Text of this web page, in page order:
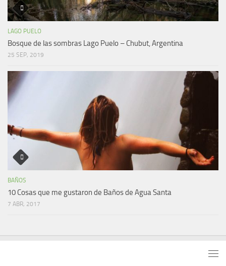
LAGO PUELO
Bosque de las sombras Lago Puelo – Chubut, Argentina
25 SEP, 2019
BAÑOS
10 Cosas que me gustaron de Baños de Agua Santa
7 ABR, 2017